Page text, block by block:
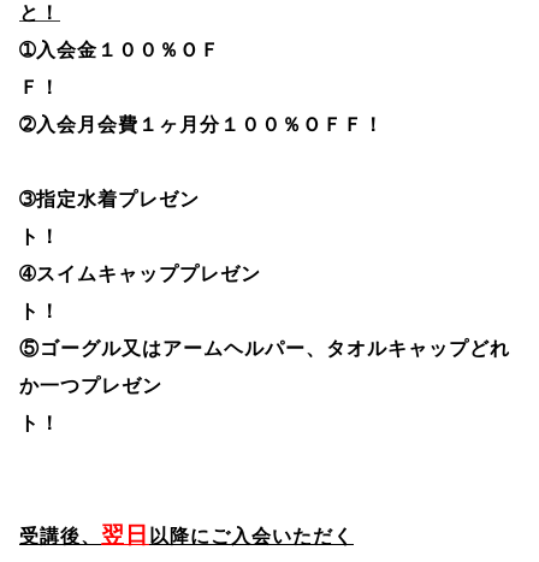
と！
➀入会金１００％ＯＦ
Ｆ
➁入会月会費１ヶ月分１００％ＯＦＦ！
➂指定水着プレゼン
ト
➃スイムキャッププレゼン
ト
⑤ゴーグル又はアームヘルパー、タオルキャップどれ
か一つプレゼン
ト！
受講後、 翌日 以降にご入会いただく